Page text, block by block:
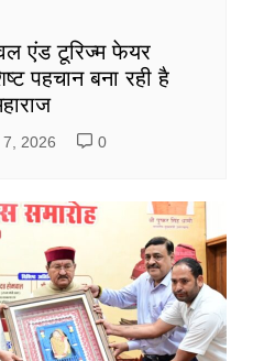
एंड टूरिज्म फेयर
पहचान बना रही है
2026 0